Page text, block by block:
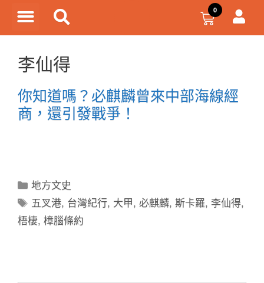
李仙得
你知道嗎？必麒麟曾來中部海線經
商，還引發戰爭！
地方文史
五叉港, 台灣紀行, 大甲,必麒麟,斯卡羅, 李仙得,
梧棲, 樟腦條約